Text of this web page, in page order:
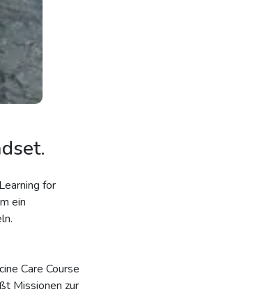
for
ein
Care Course
Missionen zur